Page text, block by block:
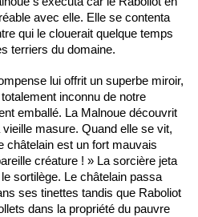
avec elle. Elle se contenta
qui le clouerait quelque temps
terriers du domaine.
lui offrit un superbe miroir,
inconnu de notre
emballé. La Malnoue découvrit
masure. Quand elle se vit,
châtelain est un fort mauvais
créature ! » La sorcière jeta
sortilège. Le châtelain passa
ses tinettes tandis que Raboliot
dans la propriété du pauvre